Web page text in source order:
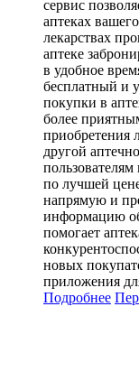
сервис
аптеках
лекарствах
аптеке
в удобное
бесплатный и
покупки в
более
приобретения
другой
по лучшей
напрямую и
информацию
помогает
новых
приложения
Подробнее